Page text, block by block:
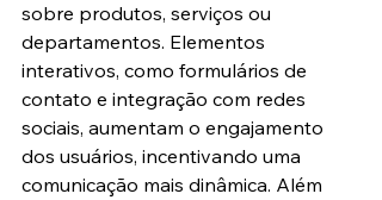
sobre produtos, serviços ou
departamentos. Elementos
interativos, como formulários de
contato e integração com redes
sociais, aumentam o engajamento
dos usuários, incentivando uma
comunicação mais dinâmica. Além